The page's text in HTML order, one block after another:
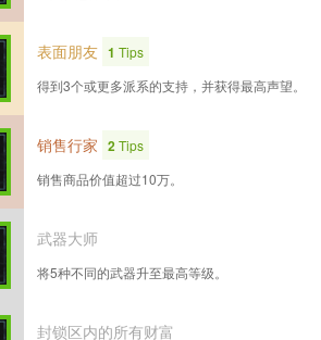
表面朋友 1 Tips
得到3个或更多派系的支持，并获得最高声望。
销售行家 2Tips
销售商品价值超过10万。
武器大师
将5种不同的武器升至最高等级。
封锁区内的所有财富